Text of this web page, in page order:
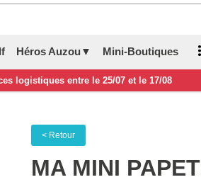
Héros Auzou▼ Mini-Boutiques
logistiques entre le 25/07 et le 17/08
< Retour
MA MINI